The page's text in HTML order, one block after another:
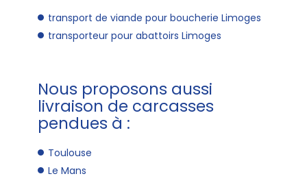
transport de viande pour boucherie Limoges
transporteur pour abattoirs Limoges
Nous proposons aussi
livraison de carcasses
pendues à :
Toulouse
Le Mans